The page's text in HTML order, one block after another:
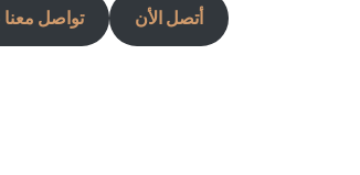
تواصل أتصل الأن